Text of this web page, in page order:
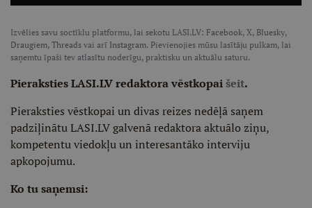
Izvēlies savu soctīklu platformu, lai sekotu LASI.LV: Facebook, X, Bluesky,
Draugiem, Threads vai arī Instagram. Pievienojies mūsu lasītāju pulkam, lai
saņemtu īpaši tev atlasītu noderīgu, praktisku un aktuālu saturu.
Pieraksties LASI.LV redaktora vēstkopaišeit.
Pieraksties vēstkopai un divas reizes nedēļā saņem
padziļinātu LASI.LV galvenā redaktora aktuālo ziņu,
kompetentu viedokļu un interesantāko interviju
apkopojumu.
Ko tu saņemsi: